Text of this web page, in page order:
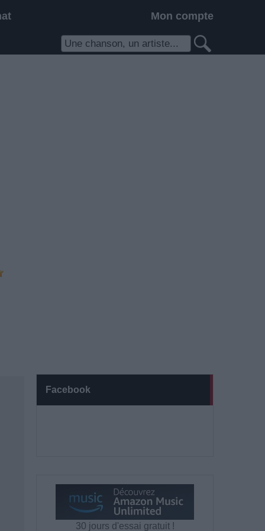
Mon compte
Facebook
30 jours d'essai gratuit !